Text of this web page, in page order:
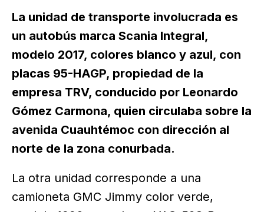
La unidad de transporte involucrada es
un autobús marca Scania Integral,
modelo 2017, colores blanco y azul, con
placas 95-HAGP, propiedad de la
empresa TRV, conducido por Leonardo
Gómez Carmona, quien circulaba sobre la
avenida Cuauhtémoc con dirección al
norte de la zona conurbada.
La otra unidad corresponde a una
camioneta GMC Jimmy color verde,